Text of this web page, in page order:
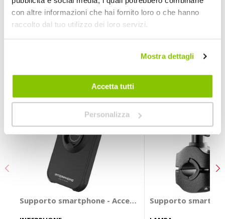
con altre informazioni che hai fornito loro o che hanno
raccolto dal tuo utilizzo dei loro servizi.
Mostra dettagli
Accetta tutti
Personalizza
LAMPA
Supporto smartphone - Accessori Custodia Quicklox
Supporto